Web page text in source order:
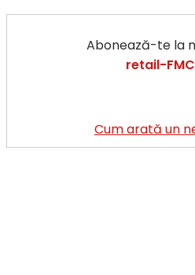
Abonează-te la
retail-
Cum arată un